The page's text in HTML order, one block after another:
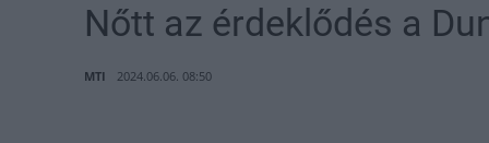
Nőtt az érdeklődés a
MTI 2024.06.06. 08:50